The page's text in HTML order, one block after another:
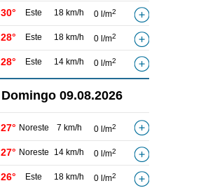
30° Este 18 km/h 0 l/m2
28° Este 18 km/h 0 l/m2
28° Este 14 km/h 0 l/m2
Domingo 09.08.2026
27° Noreste 7 km/h 0 l/m2
27° Noreste 14 km/h 0 l/m2
26° Este 18 km/h 0 l/m2